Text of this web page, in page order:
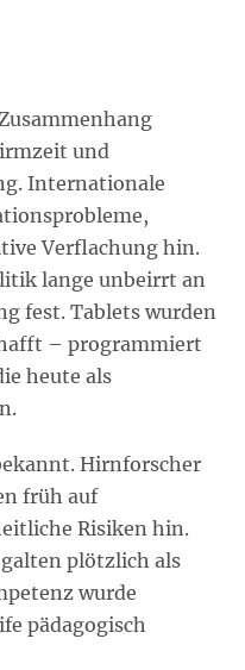
und
Internationale
Verflachung hin.
lange unbeirrt an
fest. Tablets wurden
– programmiert
heute als
Hirnforscher
früh auf
Risiken hin.
plötzlich als
wurde
pädagogisch